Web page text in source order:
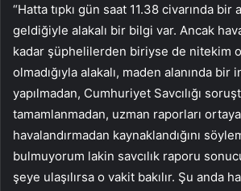
“Hatta tıpkı gün saat 11.38 civarında bir
geldiğiyle alakalı bir bilgi var. Ancak
kadar şüphelilerden biriyse de nitekim
olmadığıyla alakalı, maden alanında bir
yapılmadan, Cumhuriyet Savcılığı
tamamlanmadan, uzman raporları
havalandırmadan kaynaklandığını
bulmuyorum lakin savcılık raporu
şeye ulaşılırsa o vakit bakılır. Şu anda